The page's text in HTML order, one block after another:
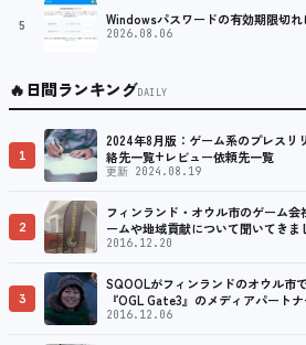
5 Windowsパスワードの有効期限切
2026.08.06
🔥日間ランキングDAILY
1
2024年8月版：ゲーム系のプレスリ
絡先一覧+レビュー依頼先一覧
更新 2024.08.19
2
フィンランド・オウル市のゲーム
ームや地域貢献について聞いてきま
2016.12.20
3
SQOOLがフィンランドのオウル市
『OGL Gate3』のメディアパートナ
2016.12.06